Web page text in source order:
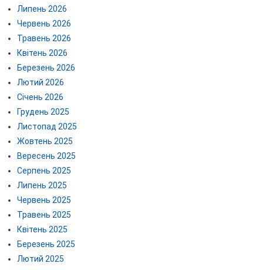
Липень 2026
Червень 2026
Травень 2026
Квітень 2026
Березень 2026
Лютий 2026
Січень 2026
Грудень 2025
Листопад 2025
Жовтень 2025
Вересень 2025
Серпень 2025
Липень 2025
Червень 2025
Травень 2025
Квітень 2025
Березень 2025
Лютий 2025